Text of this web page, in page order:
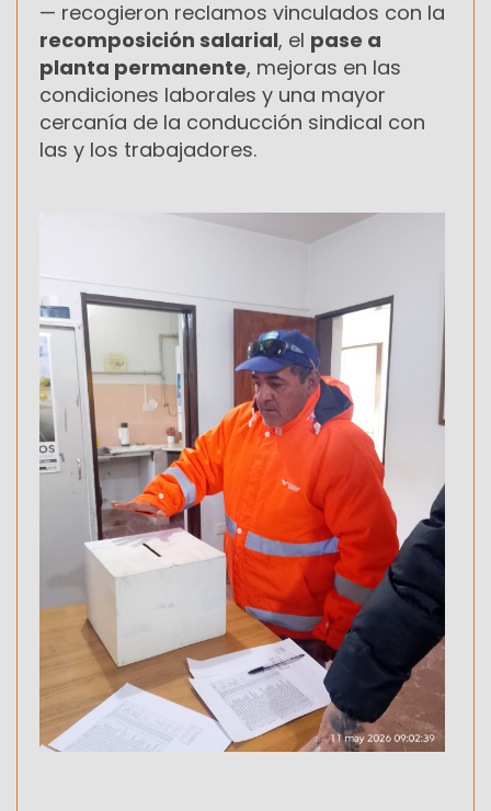
— recogieron reclamos vinculados con la
recomposición salarial, el pase a
planta permanente, mejoras en las
condiciones laborales y una mayor
cercanía de la conducción sindical con
las y los trabajadores.